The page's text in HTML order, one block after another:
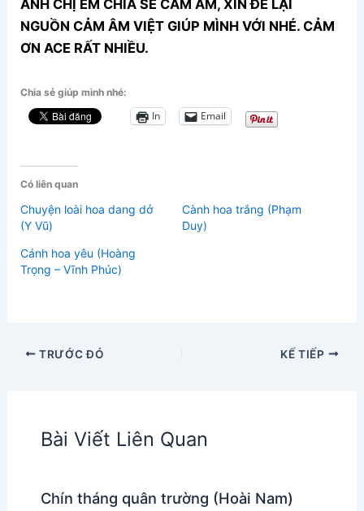
ANH CHỊ EM CHIA SẺ CẢM ÂM, XIN ĐỂ LẠI
NGUỒN CẢM ÂM VIỆT GIÚP MÌNH VỚI NHÉ. CẢM
ƠN ACE RẤT NHIỀU.
Chia sẻ giúp mình nhé:
In Email
Có liên quan
Chuyện loài hoa dang dở
(Y Vũ)
Cành hoa trắng (Phạm
Duy)
Cánh hoa yêu (Hoàng
Trọng – Vĩnh Phúc)
TRƯỚC ĐÓ KẾ TIẾP
Bài Viết Liên Quan
Chín tháng quân trường (Hoài Nam)